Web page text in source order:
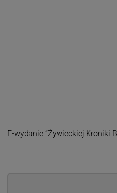
E-wydanie “Żywieckiej Kroniki